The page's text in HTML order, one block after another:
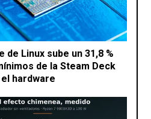
de Linux sube un 31,8 %
de la Steam Deck
hardware